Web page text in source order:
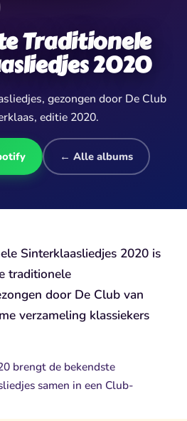
Traditionele
2020
gezongen door De Club
editie 2020.
← Alle albums
Sinterklaasliedjes 2020 is
traditionele
door De Club van
verzameling klassiekers
brengt de bekendste
samen in een Club-